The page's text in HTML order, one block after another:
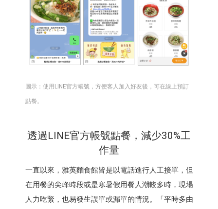
圖示：使用LINE官方帳號，方便客人加入好友後，可在線上預訂
點餐。
透過LINE官方帳號點餐，減少30%工
作量
一直以來，雅英麵食館皆是以電話進行人工接單，但
在用餐的尖峰時段或是寒暑假用餐人潮較多時，現場
人力吃緊，也易發生誤單或漏單的情況。「平時多由